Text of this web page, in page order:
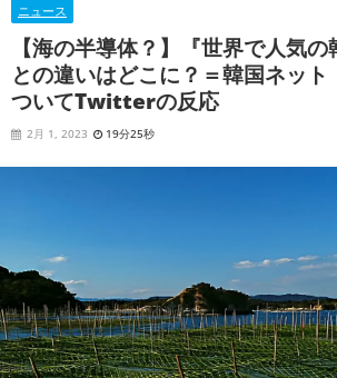
ニュース
【海の半導体？】『世界で人気
との違いはどこに？＝韓国ネット
ついてTwitterの反応
2月 1, 2023 19分25秒